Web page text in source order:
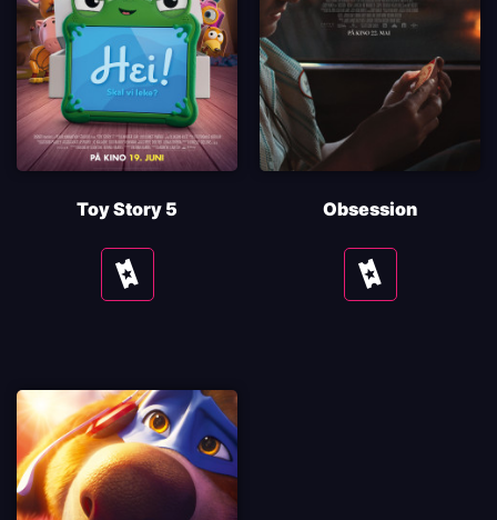
Toy Story 5
Se
tider
Obsession
Se
tider